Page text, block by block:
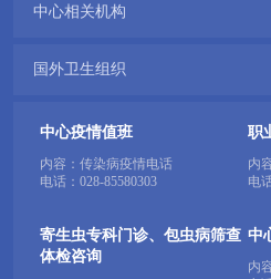
中心相关机构
国外卫生组织
中心疫情值班
内容：传染病疫情电话
电话： 028-85580303
职
内
电
寄生虫专科门诊、包虫病筛查
体检咨询
中
内